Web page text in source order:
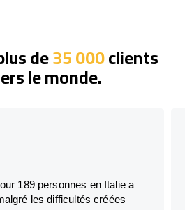
de35 000clients
le monde.
189 personnes en Italie a
les difficultés créées